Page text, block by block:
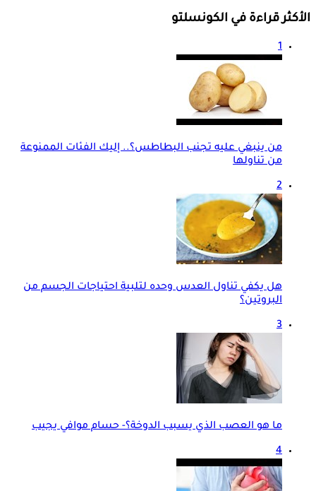
الأكثر قراءة في الكونسلتو
1
من ينبغي عليه تجنب البطاطس؟.. إليك الفئات الممنوعة
من تناولها
2
هل يكفي تناول العدس وحده لتلبية احتياجات الجسم من
البروتين؟
3
ما هو العصب الذي يسبب الدوخة؟- حسام موافي يجيب
4